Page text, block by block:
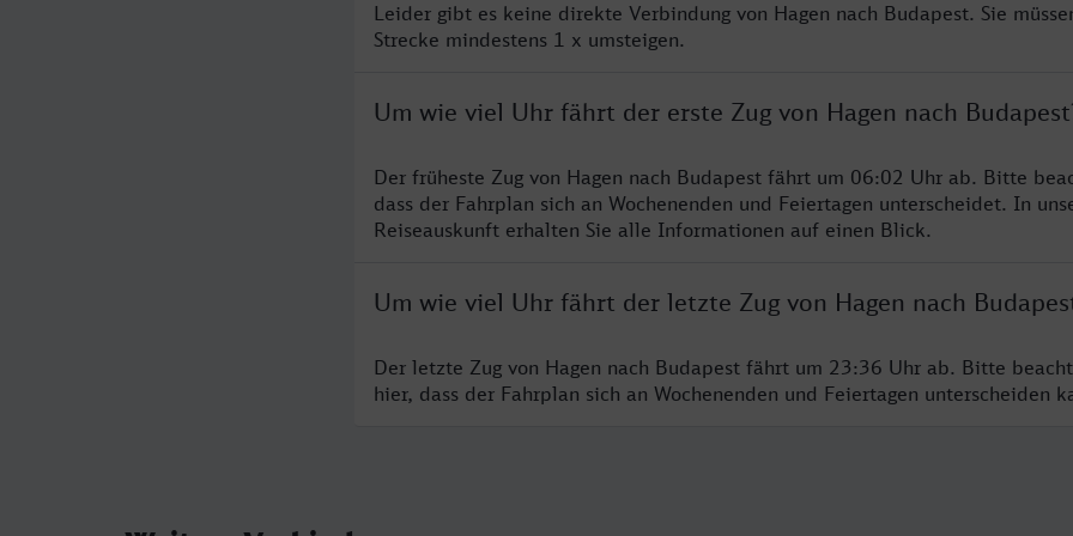
Leider gibt es keine direkte Verbindung von Hagen nach Budapest. Sie
Strecke mindestens 1 x umsteigen.
Um wie viel Uhr fährt der erste Zug von Hagen nach
Der früheste Zug von Hagen nach Budapest fährt um 06:02 Uhr ab. Bitte
dass der Fahrplan sich an Wochenenden und Feiertagen unterscheidet. In
Reiseauskunft erhalten Sie alle Informationen auf einen Blick.
Um wie viel Uhr fährt der letzte Zug von Hagen nach
Der letzte Zug von Hagen nach Budapest fährt um 23:36 Uhr ab. Bitte
hier, dass der Fahrplan sich an Wochenenden und Feiertagen unterscheiden